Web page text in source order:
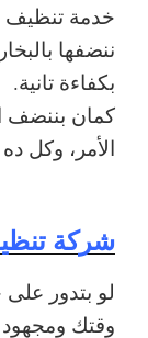
خدمة تنظيف
ننضفها
بكفاءة تانية.
كمان بننضف
الأمر، وكل
شركة
لو بتدور
وقتك